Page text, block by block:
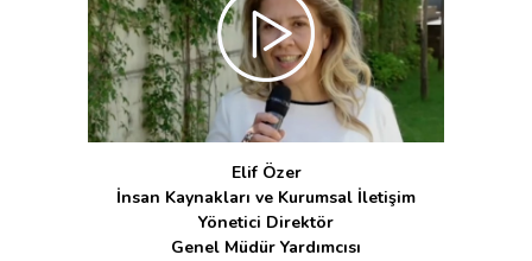
Elif Özer
İnsan Kaynakları ve Kurumsal İletişim
Yönetici Direktör
Genel Müdür Yardımcısı